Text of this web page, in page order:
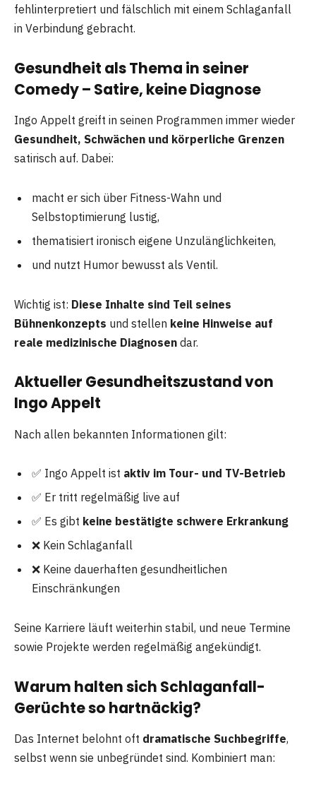
fehlinterpretiert und fälschlich mit einem Schlaganfall
in Verbindung gebracht.
Gesundheit als Thema in seiner
Comedy – Satire, keine Diagnose
Ingo Appelt greift in seinen Programmen immer wieder
Gesundheit, Schwächen und körperliche Grenzen
satirisch auf. Dabei:
macht er sich über Fitness-Wahn und
Selbstoptimierung lustig,
thematisiert ironisch eigene Unzulänglichkeiten,
und nutzt Humor bewusst als Ventil.
Wichtig ist: Diese Inhalte sind Teil seines
Bühnenkonzepts und stellen keine Hinweise auf
reale medizinische Diagnosen dar.
Aktueller Gesundheitszustand von
Ingo Appelt
Nach allen bekannten Informationen gilt:
✅ Ingo Appelt ist aktiv im Tour- und TV-Betrieb
✅ Er tritt regelmäßig live auf
✅ Es gibt keine bestätigte schwere Erkrankung
❌ Kein Schlaganfall
❌ Keine dauerhaften gesundheitlichen
Einschränkungen
Seine Karriere läuft weiterhin stabil, und neue Termine
sowie Projekte werden regelmäßig angekündigt.
Warum halten sich Schlaganfall-
Gerüchte so hartnäckig?
Das Internet belohnt oft dramatische Suchbegriffe,
selbst wenn sie unbegründet sind. Kombiniert man: